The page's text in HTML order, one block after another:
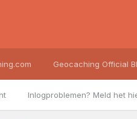
Inlogproblemen? Meld het
Geocaching Official